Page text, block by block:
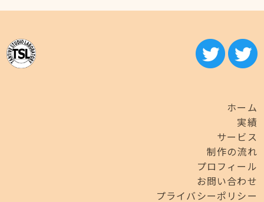
ホーム
実績
サービス
制作の流れ
プロフィール
お問い合わせ
プライバシーポリシー